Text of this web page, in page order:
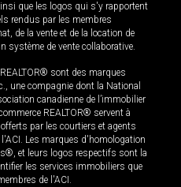
que les logos qui s'y rapportent
rendus par les membres
de la vente et de la location de
système de vente collaborative.
sont des marques
une compagnie dont la National
canadienne de l’immobilier
REALTOR® servent à
par les courtiers et agents
Les marques d'homologation
et leurs logos respectifs sont la
les services immobiliers que
de l'ACI.